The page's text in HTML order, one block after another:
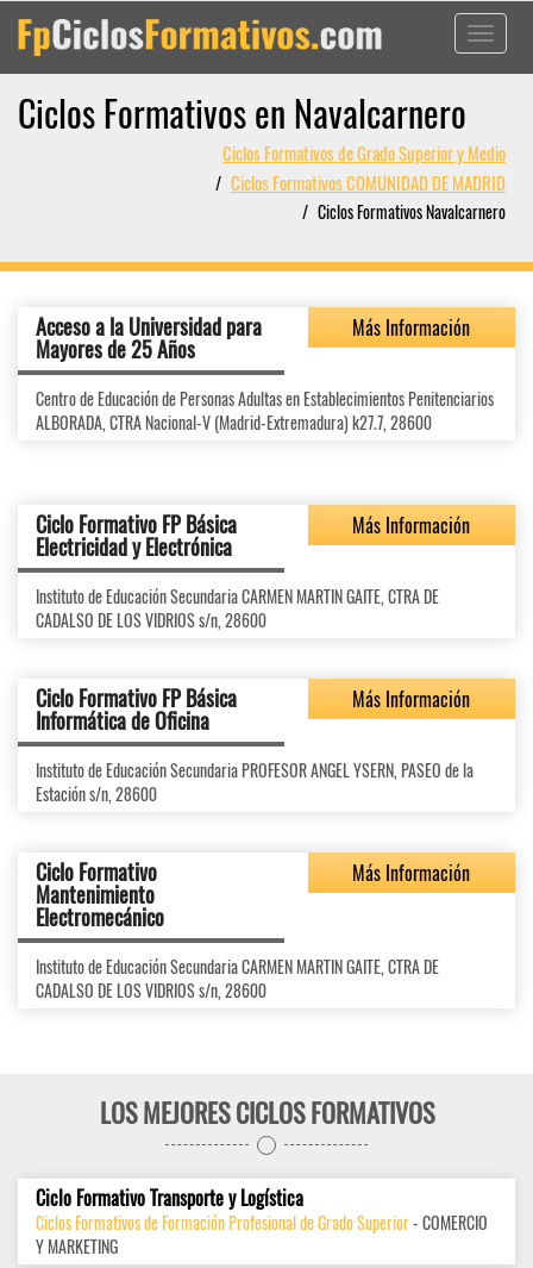
Toggle
Ciclos Formativos en Navalcarnero
Ciclos Formativos de Grado Superior y Medio
Ciclos Formativos COMUNIDAD DE MADRID
Ciclos Formativos Navalcarnero
Acceso a la Universidad para
Mayores de 25 Años
Más Información
Centro de Educación de Personas Adultas en Establecimientos Penitenciarios
ALBORADA, CTRA Nacional-V (Madrid-Extremadura) k27.7, 28600
Ciclo Formativo FP Básica
Electricidad y Electrónica
Más Información
Instituto de Educación Secundaria CARMEN MARTIN GAITE, CTRA DE
CADALSO DE LOS VIDRIOS s/n, 28600
Ciclo Formativo FP Básica
Informática de Oficina
Más Información
Instituto de Educación Secundaria PROFESOR ANGEL YSERN, PASEO de la
Estación s/n, 28600
Ciclo Formativo
Mantenimiento
Electromecánico
Más Información
Instituto de Educación Secundaria CARMEN MARTIN GAITE, CTRA DE
CADALSO DE LOS VIDRIOS s/n, 28600
LOS MEJORES CICLOS FORMATIVOS
Ciclo Formativo Transporte y Logística
Ciclos Formativos de Formación Profesional de Grado Superior- COMERCIO
Y MARKETING